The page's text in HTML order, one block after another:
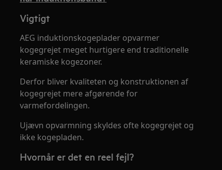
Vigtigt
AEG induktionskogeplader opvarmer
kogegrejet meget hurtigere end traditionelle
keramiske kogezoner.
Derfor bliver kvaliteten og konstruktionen af
kogegrejet mere afgørende for
varmefordelingen.
Ujævn opvarmning skyldes ofte kogegrejet og
ikke kogepladen.
Hvornår er det en reel fejl?